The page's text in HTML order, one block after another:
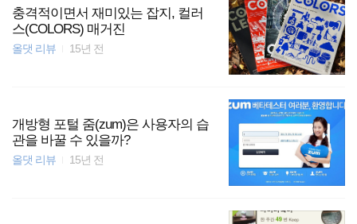
충격적이면서 재미있는 잡지, 컬러
스(COLORS) 매거진
올댓 리뷰 15년 전
개방형 포털 줌(zum)은 사용자의 습
관을 바꿀 수 있을까?
올댓 리뷰 15년 전